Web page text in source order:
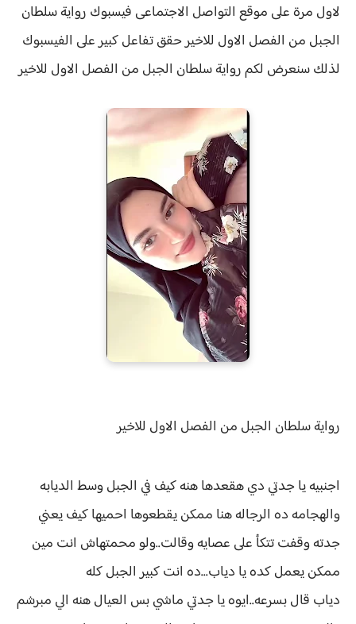
لاول مرة على موقع التواصل الاجتماعى فيسبوك روايةسلطان
الجبل من الفصل الاول للاخير حققتفاعل كبير على الفيسبوك
لذلك سنعرض لكمروايةسلطان الجبل من الفصل الاول للاخير
روايةسلطان الجبل من الفصل الاول للاخير
اجنبيه يا جدتي دي هقعدها هنه كيف في الجبل وسط الديابه
والهجامه ده الرجاله هنا ممكن يقطعوها احميها كيف يعني
جدته وقفت تتكأ على عصايه وقالت..ولو محمتهاش انت مين
ممكن يعمل كده يا دياب...ده انت كبير الجبل كله
دياب قال بسرعه..ايوه يا جدتي ماشي بس العيال هنه الي مبرشم